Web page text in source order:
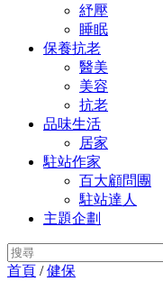
紓壓
睡眠
保養抗老
醫美
美容
抗老
品味生活
居家
駐站作家
百大顧問團
駐站達人
主題企劃
首頁 /健保